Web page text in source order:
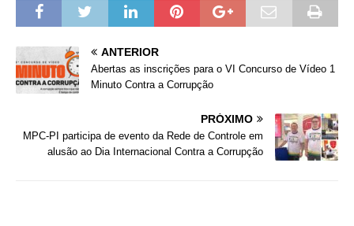
ANTERIOR
Abertas as inscrições para o VI Concurso de Vídeo 1
Minuto Contra a Corrupção
PRÓXIMO
MPC-PI participa de evento da Rede de Controle em
alusão ao Dia Internacional Contra a Corrupção